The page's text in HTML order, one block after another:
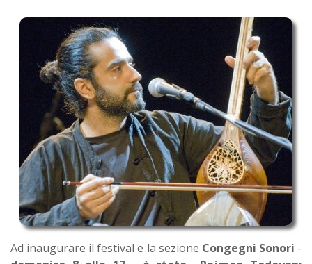
Ad inaugurare il festival e la sezione Congegni Sonori -